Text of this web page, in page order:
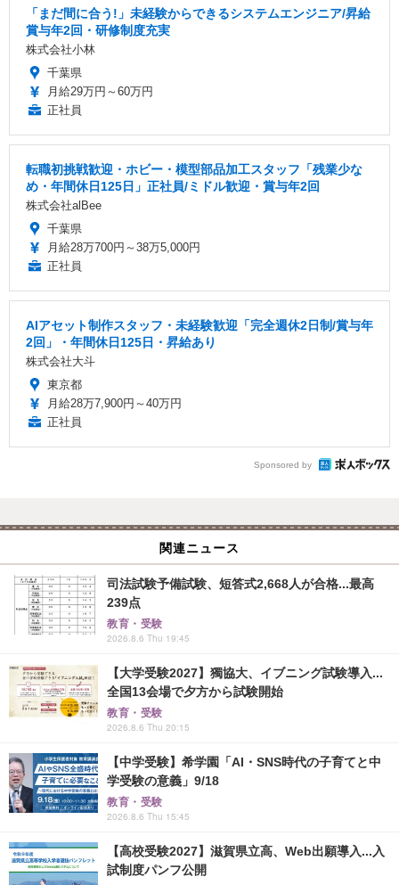
「まだ間に合う!」未経験からできるシステムエンジニア/昇給
賞与年2回・研修制度充実
株式会社小林
千葉県
月給29万円～60万円
正社員
転職初挑戦歓迎・ホビー・模型部品加工スタッフ「残業少な
め・年間休日125日」正社員/ミドル歓迎・賞与年2回
株式会社alBee
千葉県
月給28万700円～38万5,000円
正社員
AIアセット制作スタッフ・未経験歓迎「完全週休2日制/賞与年
2回」・年間休日125日・昇給あり
株式会社大斗
東京都
月給28万7,900円～40万円
正社員
Sponsored by
関連ニュース
司法試験予備試験、短答式2,668人が合格...最高
239点
教育・受験
2026.8.6 Thu 19:45
【大学受験2027】獨協大、イブニング試験導入...
全国13会場で夕方から試験開始
教育・受験
2026.8.6 Thu 20:15
【中学受験】希学園「AI・SNS時代の子育てと中
学受験の意義」9/18
教育・受験
2026.8.6 Thu 15:45
【高校受験2027】滋賀県立高、Web出願導入...入
試制度パンフ公開